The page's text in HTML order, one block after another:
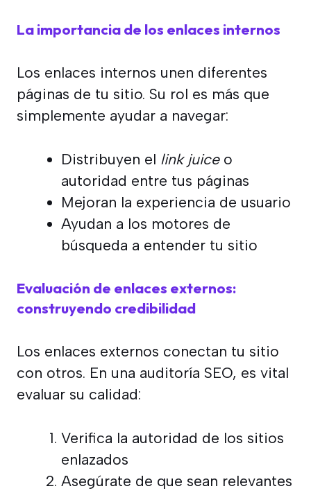
La importancia de los enlaces internos
Los enlaces internos unen diferentes
páginas de tu sitio. Su rol es más que
simplemente ayudar a navegar:
Distribuyen el link juiceo
autoridad entre tus páginas
Mejoran la experiencia de usuario
Ayudan a los motores de
búsqueda a entender tu sitio
Evaluación de enlaces externos:
construyendo credibilidad
Los enlaces externos conectan tu sitio
con otros. En una auditoría SEO, es vital
evaluar su calidad:
Verifica la autoridad de los sitios
enlazados
Asegúrate de que sean relevantes